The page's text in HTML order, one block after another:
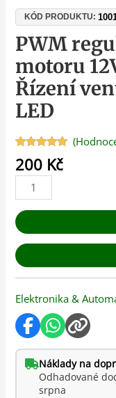
KÓD PRODUKTU:
PWM
motoru
Řízení
LED
Hodnoceno
5.00z 5 na
základě
hodnocení
zákazníků
200 Kč
Elektronika &
Náklady na
Odhadované
srpna